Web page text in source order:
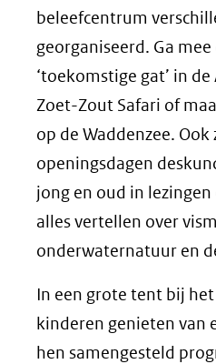
beleefcentrum
georganiseerd. Ga
‘toekomstige gat’ in
Zoet-Zout Safari of
op de Waddenzee.
openingsdagen
jong en oud in
alles vertellen over
onderwaternatuur en
In een grote tent bij
kinderen genieten van
hen samengesteld